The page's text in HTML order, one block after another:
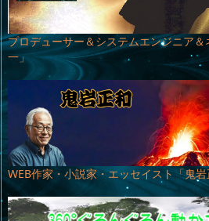
プロデューサー＆システムエンジニア
一」
WEB作家・小説家・エッセイスト「鬼